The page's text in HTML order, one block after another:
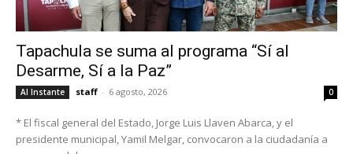
Tapachula se suma al programa “Sí al
Desarme, Sí a la Paz”
Al Instante staff - 6 agosto, 2026 0
* El fiscal general del Estado, Jorge Luis Llaven Abarca, y el
presidente municipal, Yamil Melgar, convocaron a la ciudadanía a